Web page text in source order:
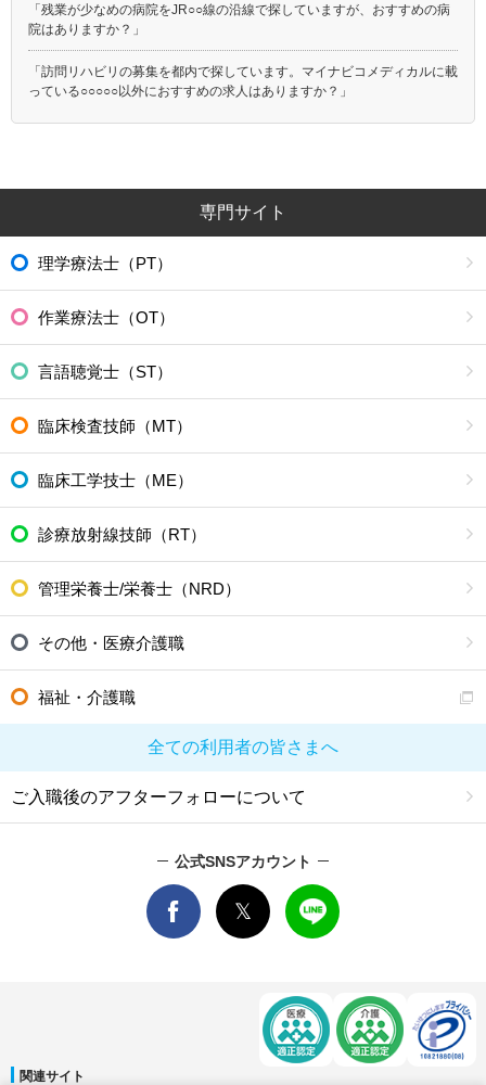
「残業が少なめの病院をJR○○線の沿線で探していますが、おすすめの病
院はありますか？」
「訪問リハビリの募集を都内で探しています。マイナビコメディカルに載
っている○○○○○以外におすすめの求人はありますか？」
専門サイト
理学療法士（PT）
作業療法士（OT）
言語聴覚士（ST）
臨床検査技師（MT）
臨床工学技士（ME）
診療放射線技師（RT）
管理栄養士/栄養士（NRD）
その他・医療介護職
福祉・介護職
全ての利用者の皆さまへ
ご入職後のアフターフォローについて
公式SNSアカウント
関連サイト